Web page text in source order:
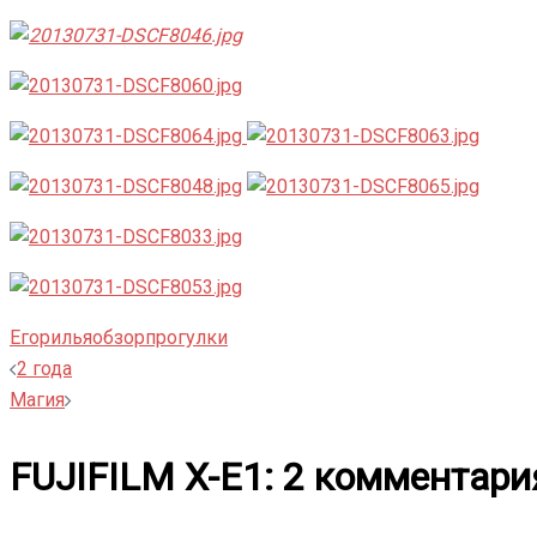
Егорильяобзорпрогулки
Навигация
2 года
Магия
FUJIFILM X-E1: 2